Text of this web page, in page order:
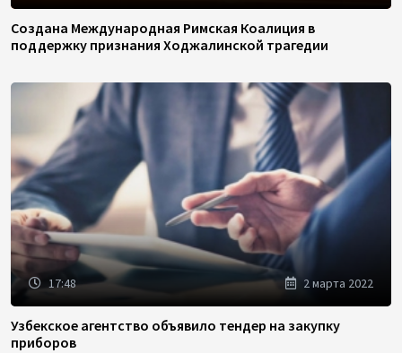
Создана Международная Римская Коалиция в
поддержку признания Ходжалинской трагедии
17:48 2 марта 2022
Узбекское агентство объявило тендер на закупку
приборов